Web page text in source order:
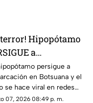
terror! Hipopótamo
a
con
a bordo y todo
grabado
persigue a
en Botsuana y el
se hace viral en redes
desatando todo tipo
07, 2026 08:49 p. m.